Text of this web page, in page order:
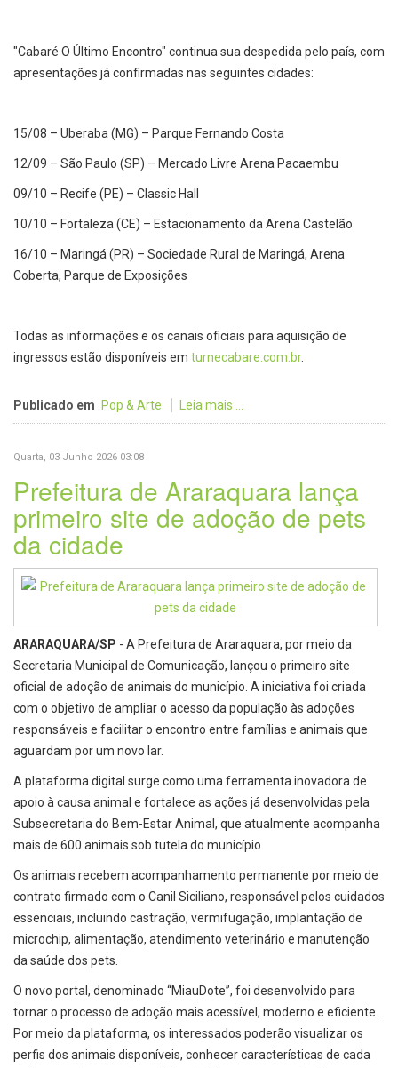
"Cabaré O Último Encontro" continua sua despedida pelo país, com
apresentações já confirmadas nas seguintes cidades:
15/08 – Uberaba (MG) – Parque Fernando Costa
12/09 – São Paulo (SP) – Mercado Livre Arena Pacaembu
09/10 – Recife (PE) – Classic Hall
10/10 – Fortaleza (CE) – Estacionamento da Arena Castelão
16/10 – Maringá (PR) – Sociedade Rural de Maringá, Arena
Coberta, Parque de Exposições
Todas as informações e os canais oficiais para aquisição de
ingressos estão disponíveis em turnecabare.com.br.
Publicado em Pop & Arte Leia mais ...
Quarta, 03 Junho 2026 03:08
Prefeitura de Araraquara lança
primeiro site de adoção de pets
da cidade
ARARAQUARA/SP - A Prefeitura de Araraquara, por meio da
Secretaria Municipal de Comunicação, lançou o primeiro site
oficial de adoção de animais do município. A iniciativa foi criada
com o objetivo de ampliar o acesso da população às adoções
responsáveis e facilitar o encontro entre famílias e animais que
aguardam por um novo lar.
A plataforma digital surge como uma ferramenta inovadora de
apoio à causa animal e fortalece as ações já desenvolvidas pela
Subsecretaria do Bem-Estar Animal, que atualmente acompanha
mais de 600 animais sob tutela do município.
Os animais recebem acompanhamento permanente por meio de
contrato firmado com o Canil Siciliano, responsável pelos cuidados
essenciais, incluindo castração, vermifugação, implantação de
microchip, alimentação, atendimento veterinário e manutenção
da saúde dos pets.
O novo portal, denominado “MiauDote”, foi desenvolvido para
tornar o processo de adoção mais acessível, moderno e eficiente.
Por meio da plataforma, os interessados poderão visualizar os
perfis dos animais disponíveis, conhecer características de cada